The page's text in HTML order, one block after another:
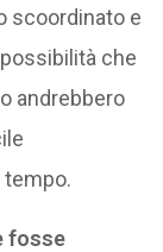
scoordinato e
che
andrebbero
fosse